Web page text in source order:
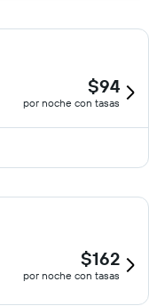
$94
por noche con tasas
$162
por noche con tasas